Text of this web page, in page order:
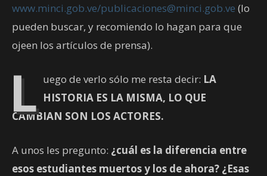
www.minci.gob.ve/publicaciones@minci.gob.ve (lo
pueden buscar, y recomiendo lo hagan para que
ojeen los artículos de prensa).
L uego de verlo sólo me resta decir: LA
HISTORIA ES LA MISMA, LO QUE
CAMBIAN SON LOS ACTORES.
A unos les pregunto: ¿cuál es la diferencia entre
esos estudiantes muertos y los de ahora? ¿Esas